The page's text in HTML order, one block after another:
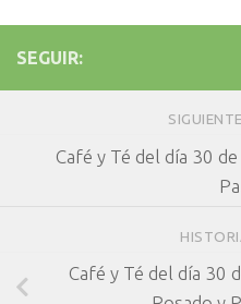
SEGUIR:
Café y Té del día 30
Café y Té del día 30